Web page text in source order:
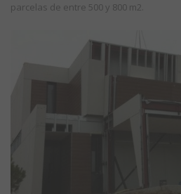
parcelas de entre 500 y 800 m2.